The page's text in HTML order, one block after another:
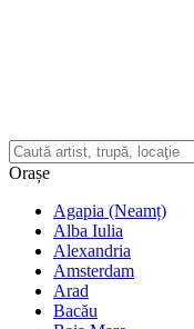
Orașe
Agapia (Neamț)
Alba Iulia
Alexandria
Amsterdam
Arad
Bacău